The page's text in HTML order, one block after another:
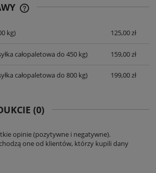
kg) 125,00 zł
całopaletowa do 450 kg) 159,00 zł
całopaletowa do 800 kg) 199,00 zł
(0)
opinie (pozytywne i negatywne).
one od klientów, którzy kupili dany